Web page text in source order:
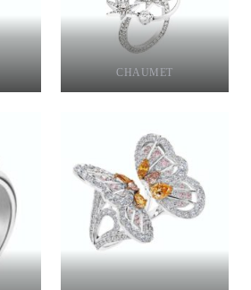
CHAUMET